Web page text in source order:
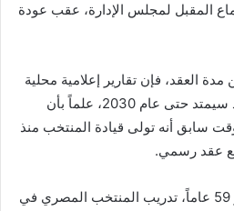
المقبل لمجلس الإدارة، عقب عودة
العقد، فإن تقارير إعلامية محلية
أشارت إلى أن الاتفاق الجديد سيمتد حتى عام 2030، علماً بأن
سابق أنه تولى قيادة المنتخب منذ
وتولى حسن، البالغ من العمر 59 عاماً، تدريب المنتخب المصري في